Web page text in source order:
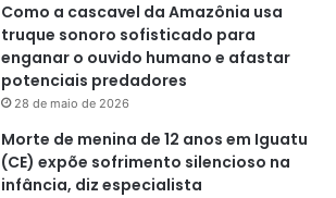
Como a cascavel da Amazônia usa
truque sonoro sofisticado para
enganar o ouvido humano e afastar
potenciais predadores
28 de maio de 2026
Morte de menina de 12 anos em Iguatu
(CE) expõe sofrimento silencioso na
infância, diz especialista